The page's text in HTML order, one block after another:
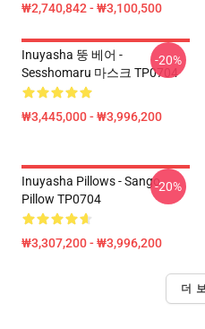
₩2,740,842 - ₩3,100,500
Inuyasha 뚱 베어 -
Sesshomaru 마스크 TP0704
₩3,445,000 - ₩3,996,200
-20%
Inuyasha Pillows - Sango
Pillow TP0704
₩3,307,200 - ₩3,996,200
-20%
더